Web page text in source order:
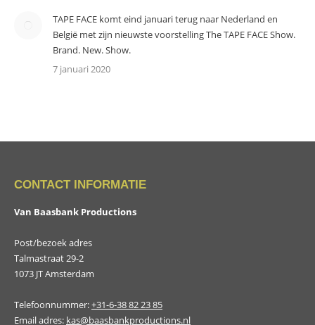
TAPE FACE komt eind januari terug naar Nederland en
België met zijn nieuwste voorstelling The TAPE FACE Show.
Brand. New. Show.
7 januari 2020
CONTACT INFORMATIE
Van Baasbank Productions
Post/bezoek adres
Talmastraat 29-2
1073 JT Amsterdam
Telefoonnummer:+31-6-38 82 23 85
Email adres: kas@baasbankproductions.nl